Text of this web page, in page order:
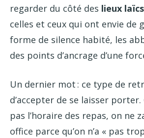
regarder du côté des lieux laïcs
celles et ceux qui ont envie de
forme de silence habité, les
des points d’ancrage d’une
Un dernier mot : ce type de
d’accepter de se laisser
pas l’horaire des repas, on ne
office parce qu’on n’a « pas